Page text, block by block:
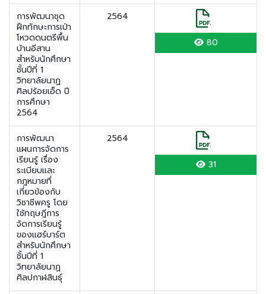
การพัฒนาชุด
ฝึกทักษะการเป่า
โหวดดนตรีพื้น
บ้านอีสาน
สำหรับนักศึกษา
ชั้นปีที่ 1
วิทยาลัยนาฏ
ศิลปร้อยเอ็ด ปี
การศึกษา
2564
2564
80
การพัฒนา
แผนการจัดการ
เรียนรู้ เรื่อง
ระเบียบและ
กฎหมายที่
เกี่ยวข้องกับ
วิชาชีพครู โดย
ใช้ทฤษฎีการ
จัดการเรียนรู้
ของแฮร์บาร์ต
สำหรับนักศึกษา
ชั้นปีที่ 1
วิทยาลัยนาฏ
ศิลปกาฬสินธุ์
2564
31